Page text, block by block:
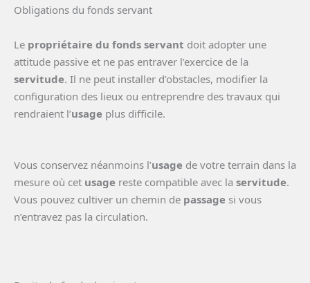
Obligations du fonds servant
Le propriétaire du fonds servant doit adopter une
attitude passive et ne pas entraver l’exercice de la
servitude. Il ne peut installer d’obstacles, modifier la
configuration des lieux ou entreprendre des travaux qui
rendraient l’usage plus difficile.
Vous conservez néanmoins l’usage de votre terrain dans la
mesure où cet usage reste compatible avec la servitude.
Vous pouvez cultiver un chemin de passage si vous
n’entravez pas la circulation.